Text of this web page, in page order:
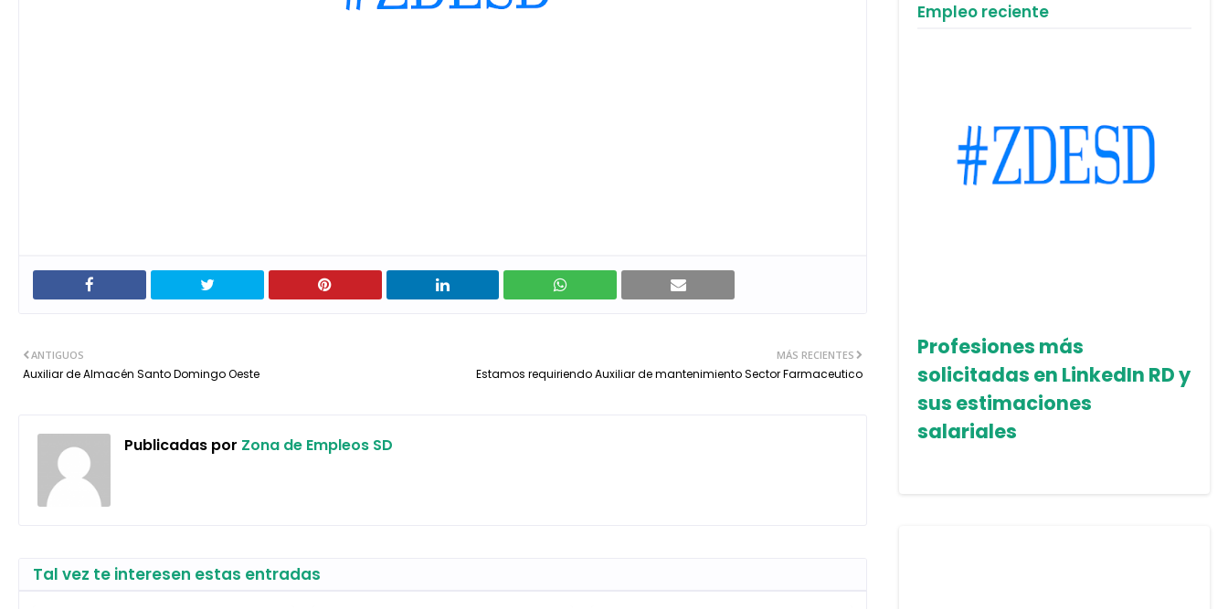
MÁS RECIENTES
Estamos requiriendo Auxiliar de mantenimiento Sector Farmaceutico
ANTIGUOS
Auxiliar de Almacén Santo Domingo Oeste
Publicadas por Zona de Empleos SD
Tal vez te interesen estas entradas
Empleo reciente
Profesiones más
solicitadas en LinkedIn RD y
sus estimaciones
salariales